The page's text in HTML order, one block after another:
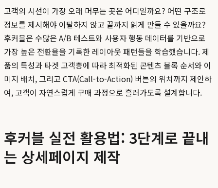
고객의 시선이 가장 오래 머무는 곳은 어디일까요? 어떤 구조로
정보를 제시해야 이탈하지 않고 끝까지 읽게 만들 수 있을까요?
후커블은 수많은 A/B 테스트와 사용자 행동 데이터를 기반으로
가장 높은 전환율을 기록한 레이아웃 패턴들을 학습했습니다. 제
품의 특성과 타겟 고객층에 따라 최적화된 콘텐츠 블록 순서와 이
미지 배치, 그리고 CTA(Call-to-Action) 버튼의 위치까지 제안하
여, 고객이 자연스럽게 구매 과정으로 흘러가도록 설계합니다.
후커블 실전 활용법: 3단계로 끝내
는 상세페이지 제작